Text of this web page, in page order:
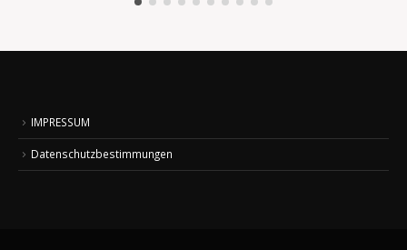
IMPRESSUM
Datenschutzbestimmungen